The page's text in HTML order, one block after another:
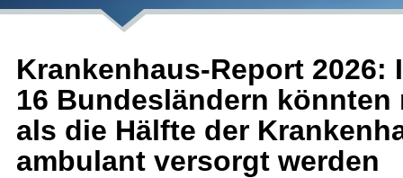
Krankenhaus-Report 2026:
16 Bundesländern könnten
als die Hälfte der
ambulant versorgt werden